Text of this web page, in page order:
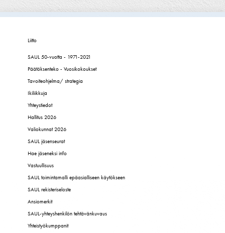
Liitto
SAUL 50-vuotta - 1971-2021
Päätöksenteko - Vuosikokoukset
Tavoiteohjelma/ strategia
Ikiliikkuja
Yhteystiedot
Hallitus 2026
Valiokunnat 2026
SAUL jäsenseurat
Hae jäseneksi info
Vastuullisuus
SAUL toimintamalli epäasialliseen käytökseen
SAUL rekisteriseloste
Ansiomerkit
SAUL-yhteyshenkilön tehtävänkuvaus
Yhteistyökumppanit